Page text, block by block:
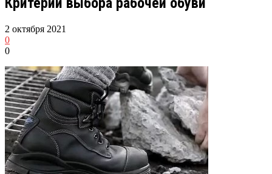
2 октября 2021
0
0